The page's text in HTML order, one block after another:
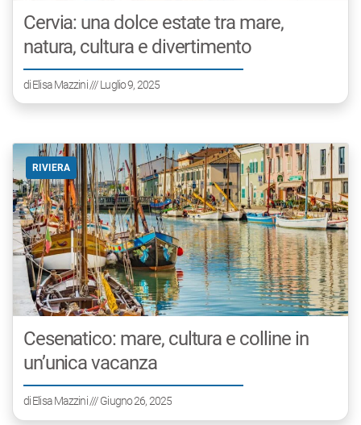
Cervia: una dolce estate tra mare,
natura, cultura e divertimento
diElisa Mazzini/// Luglio 9, 2025
RIVIERA
Cesenatico: mare, cultura e colline in
un’unica vacanza
diElisa Mazzini/// Giugno 26, 2025